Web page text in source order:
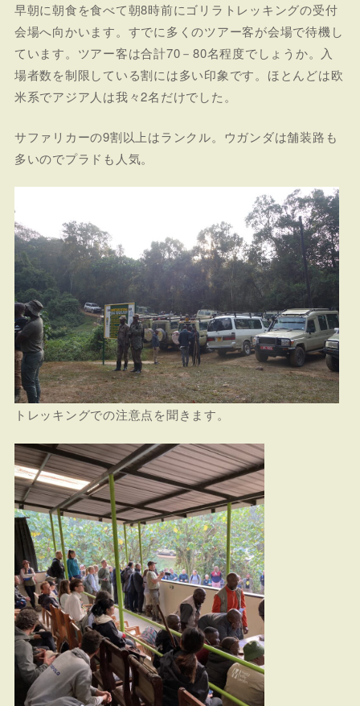
早朝に朝食を食べて朝8時前にゴリラトレッキングの受付
会場へ向かいます。すでに多くのツアー客が会場で待機し
ています。ツアー客は合計70－80名程度でしょうか。入
場者数を制限している割には多い印象です。ほとんどは欧
米系でアジア人は我々2名だけでした。
サファリカーの9割以上はランクル。ウガンダは舗装路も
多いのでプラドも人気。
トレッキングでの注意点を聞きます。